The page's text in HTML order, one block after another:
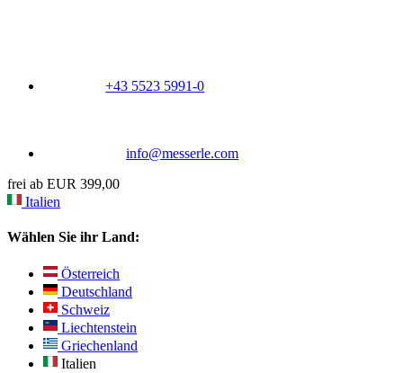
+43 5523 5991-0
info@messerle.com
frei ab EUR 399,00
Italien
Wählen Sie ihr Land:
Österreich
Deutschland
Schweiz
Liechtenstein
Griechenland
Italien